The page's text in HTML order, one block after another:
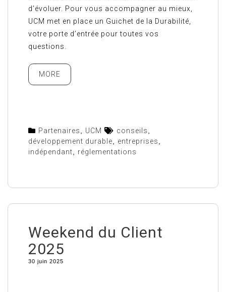
d’évoluer. Pour vous accompagner au mieux,
UCM met en place un Guichet de la Durabilité,
votre porte d’entrée pour toutes vos
questions.
MORE
Partenaires UCM conseils
développement durable
entreprises
indépendant
réglementations
Weekend du Client
2025
30 juin 2025